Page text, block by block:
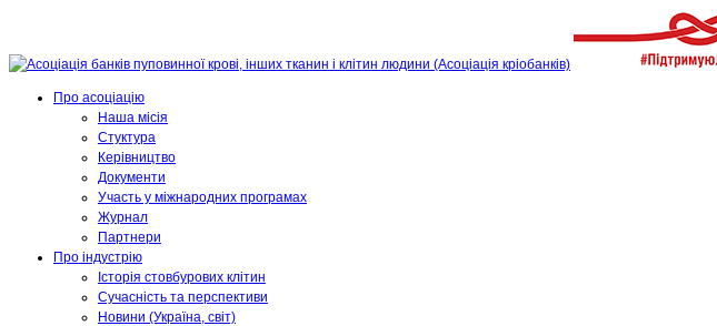
Про асоціацію
Наша місія
Стуктура
Керівництво
Документи
Участь у міжнародних програмах
Журнал
Партнери
Про індустрію
Історія стовбурових клітин
Сучасність та перспективи
Новини (Україна, світ)